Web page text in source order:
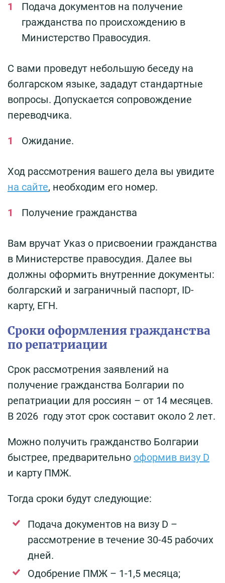
Подача документов на получение
гражданства по происхождению в
Министерство Правосудия.
С вами проведут небольшую беседу на
болгарском языке, зададут стандартные
вопросы. Допускается сопровождение
переводчика.
Ожидание.
Ход рассмотрения вашего дела вы увидите
на сайте, необходим его номер.
Получение гражданства
Вам вручат Указ о присвоении гражданства
в Министерстве правосудия. Далее вы
должны оформить внутренние документы:
болгарский и заграничный паспорт, ID-
карту, ЕГН.
Сроки оформления гражданства
по репатриации
Срок рассмотрения заявлений на
получение гражданства Болгарии по
репатриации для россиян – от 14 месяцев.
В 2026 году этот срок составит около 2 лет.
Можно получить гражданство Болгарии
быстрее, предварительно оформив визу D
и карту ПМЖ.
Тогда сроки будут следующие:
Подача документов на визу D –
рассмотрение в течение 30-45 рабочих
дней.
Одобрение ПМЖ – 1-1,5 месяца;